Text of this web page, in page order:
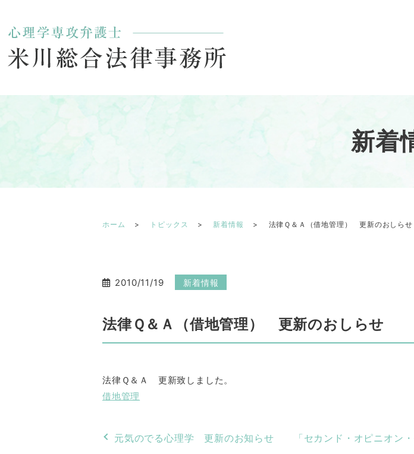
新着
ホーム トピックス 新着情報 法律Ｑ＆Ａ（借地管理） 更新のおしらせ
2010/11/19 新着情報
法律Ｑ＆Ａ（借地管理） 更新のおしらせ
法律Ｑ＆Ａ 更新致しました。
借地管理
元気のでる心理学 更新のお知らせ 「セカンド・オピニオン